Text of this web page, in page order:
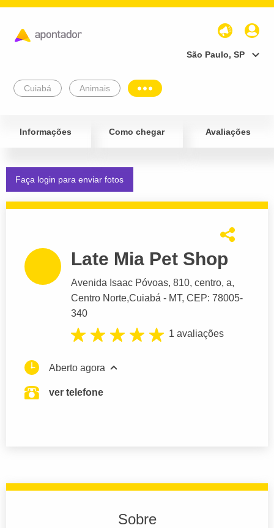
São Paulo, SP
Cuiabá Animais
Informações Como chegar Avaliações
Faça login para enviar fotos
Late Mia Pet Shop
Avenida Isaac Póvoas, 810, centro, a,
Centro Norte,Cuiabá - MT, CEP: 78005-
340
1 avaliações
Aberto agora
ver telefone
Sobre